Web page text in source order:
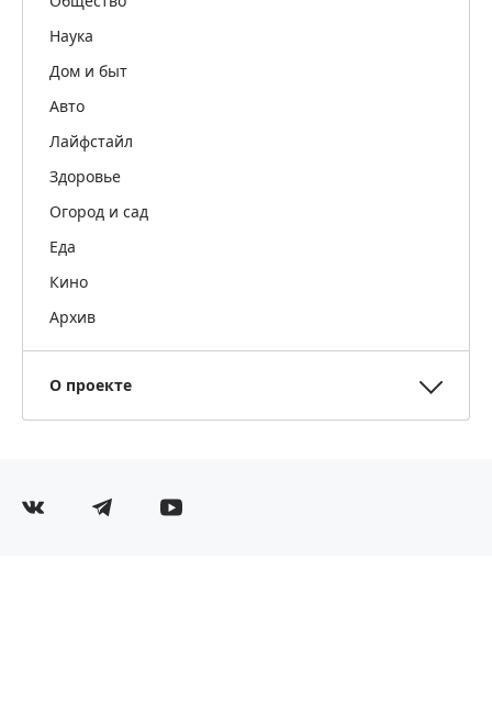
Наука
Дом и быт
Авто
Лайфстайл
Здоровье
Огород и сад
Еда
Кино
Архив
О проекте